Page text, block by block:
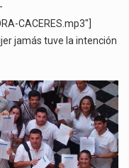
CACERES.mp3"]
jamás tuve la intención